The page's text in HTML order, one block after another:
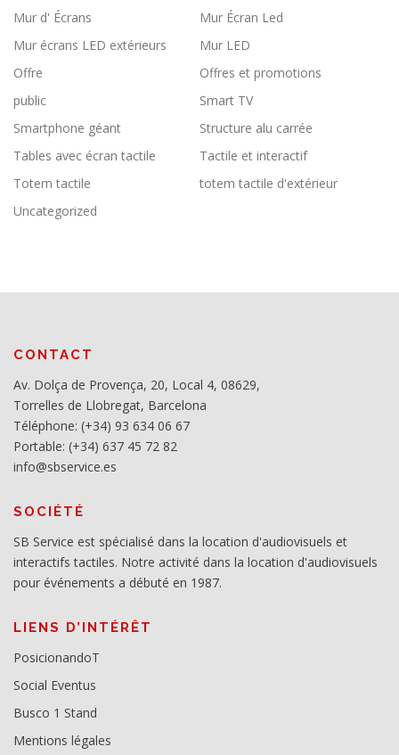
Mur d' Écrans
Mur Écran Led
Mur écrans LED extérieurs
Mur LED
Offre
Offres et promotions
public
Smart TV
Smartphone géant
Structure alu carrée
Tables avec écran tactile
Tactile et interactif
Totem tactile
totem tactile d'extérieur
Uncategorized
CONTACT
Av. Dolça de Provença, 20, Local 4, 08629,
Torrelles de Llobregat, Barcelona
Téléphone: (+34) 93 634 06 67
Portable: (+34) 637 45 72 82
info@sbservice.es
SOCIÉTÉ
SB Service est spécialisé dans la location d'audiovisuels et
interactifs tactiles. Notre activité dans la location d'audiovisuels
pour événements a débuté en 1987.
LIENS D’INTÉRÊT
PosicionandoT
Social Eventus
Busco 1 Stand
Mentions légales